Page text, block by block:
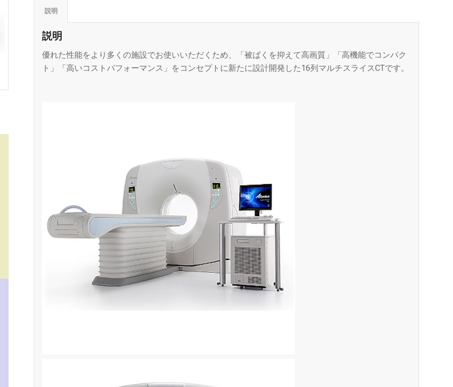
説明
説明
優れた性能をより多くの施設でお使いいただくため、「被ばくを抑えて高画質」「高機能でコンパク
ト」「高いコストパフォーマンス」をコンセプトに新たに設計開発した16列マルチスライスCTです。